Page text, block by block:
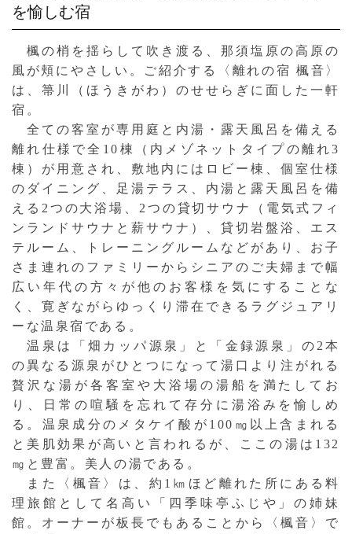
を愉しむ宿
楓の梢を揺らして吹き渡る、那須塩原の高原の
風が頬にやさしい。ご紹介する〈離れの宿 楓音〉
は、箒川（ほうきがわ）のせせらぎに面した一軒
宿。
全ての客室が専用庭と内湯・露天風呂を備える
離れ仕様で全10棟（内メゾネットタイプの離れ3
棟）が用意され、敷地内にはロビー棟、個室仕様
のダイニング、足湯テラス、内湯と露天風呂を備
える2つの大浴場、2つの貸切サウナ（電気式フィ
ンランドサウナと薪サウナ）、貸切岩盤浴、エス
テルーム、トレーニングルームなどがあり、お子
さま連れのファミリーからシニアのご夫婦まで幅
広い年代の方々が他のお客様を気にすることな
く、寛ぎながらゆっくり滞在できるラグジュアリ
ーな温泉宿である。
温泉は「畑カッパ源泉」と「金録源泉」の2本
の異なる源泉がひとつになって湯口より注がれる
贅沢な湯が各客室や大浴場の湯船を満たしてお
り、日常の喧騒を忘れて存分に湯浴みを愉しめ
る。温泉成分のメタケイ酸が100㎎以上含まれる
と美肌効果が高いと言われるが、ここの湯は132
㎎と豊富。美人の湯である。
また〈楓音〉は、約1㎞ほど離れた所にある料
理旅館として名高い「四季味亭ふじや」の姉妹
館。オーナーが板長でもあることから〈楓音〉で